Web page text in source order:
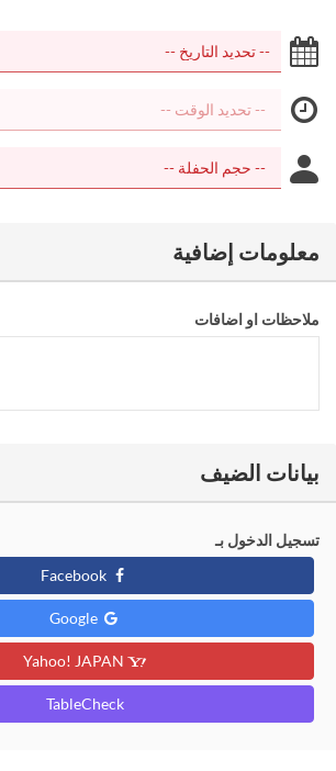
معلومات إضافية
ملاحظات او اضافات
بيانات الضيف
تسجيل الدخول بـ
Facebook
Google
TableCheck